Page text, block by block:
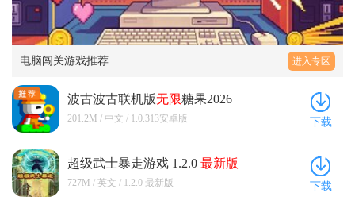
电脑闯关游戏推荐 进入专区
波古波古联机版无限糖果2026
1.0.313安卓版
201.2M / 中文 / 1.0.313安卓版 下载
超级武士暴走游戏 1.2.0 最新版
727M / 英文 / 1.2.0 最新版 下载